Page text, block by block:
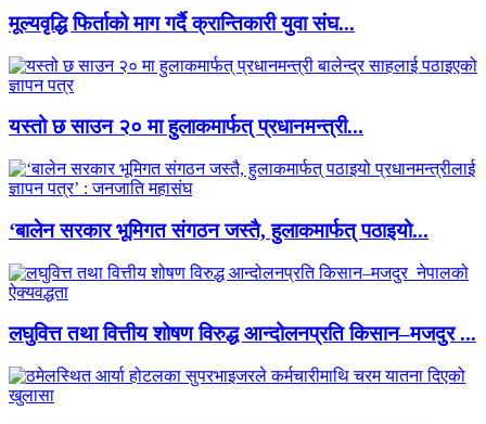
मूल्यवृद्धि फिर्ताको माग गर्दै क्रान्तिकारी युवा संघ...
यस्तो छ साउन २० मा हुलाकमार्फत् प्रधानमन्त्री...
‘बालेन सरकार भूमिगत संगठन जस्तै, हुलाकमार्फत् पठाइयो...
लघुवित्त तथा वित्तीय शोषण विरुद्ध आन्दोलनप्रति किसान–मजदुर ...